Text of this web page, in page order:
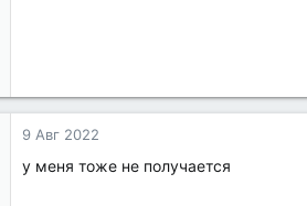
9 Авг 2022
у меня тоже не получается